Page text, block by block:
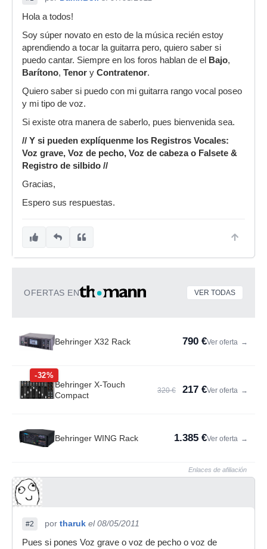
Hola a todos!
Soy súper novato en esto de la música recién estoy
aprendiendo a tocar la guitarra pero, quiero saber si
puedo cantar. Siempre en los foros hablan de el
Bajo,
Barítono, Tenor y Contratenor.
Quiero saber si puedo con mi guitarra rango vocal poseo
y mi tipo de voz.
Si existe otra manera de saberlo, pues bienvenida sea.
// Y si pueden explíquenme los Registros Vocales:
Voz grave, Voz de pecho, Voz de cabeza o Falsete &
Registro de silbido //
Gracias,
Espero sus respuestas.
OFERTAS EN VER TODAS
Behringer X32 Rack 790 €Ver oferta →
-32%
Behringer X-Touch
Compact
320 € 217 €Ver oferta →
Behringer WING Rack 1.385 €Ver oferta →
Enlaces de afiliación
#2 por tharuk el 08/05/2011
Pues si pones Voz grave o voz de pecho o voz de